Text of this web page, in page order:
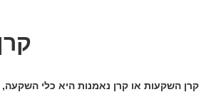
קרן השקעות או קרן נאמנות היא כלי